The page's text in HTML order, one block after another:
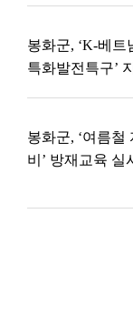
봉화군, ‘K-베트
특화발전특구’
봉화군, ‘여름철
비’ 방재교육 실